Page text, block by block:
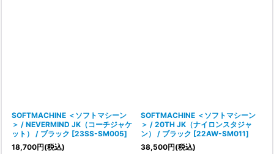
SOFTMACHINE ＜ソフトマシーン
＞ / NEVERMIND JK（コーチジャケ
ット） / ブラック [23SS-SM005]
18,700円(税込)
SOFTMACHINE ＜ソフトマシーン
＞ / 20TH JK（ナイロンスタジャ
ン） / ブラック [22AW-SM011]
38,500円(税込)